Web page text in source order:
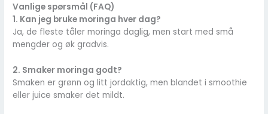
Vanlige spørsmål (FAQ)
1. Kan jeg bruke moringa hver dag?
Ja, de fleste tåler moringa daglig, men start med små
mengder og øk gradvis.
2. Smaker moringa godt?
Smaken er grønn og litt jordaktig, men blandet i smoothie
eller juice smaker det mildt.